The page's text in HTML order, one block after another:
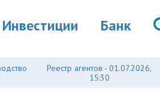
Инвестиции Банк
Реестр агентов - 01.07.2026,
15:30